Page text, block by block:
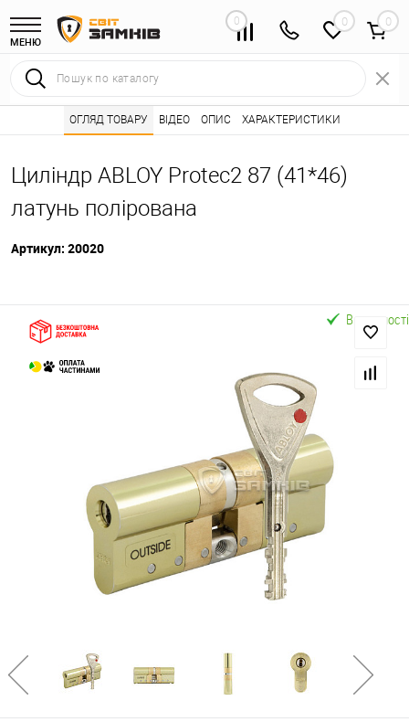
МЕНЮ
0 0
Інтернет магазин замків • Каталог товарів ⭐ • Серцевини
Циліндр ABLOY Protec2 87 (41*46)
латунь полірована
Артикул: 20020
ОГЛЯД ТОВАРУ ВІДЕО ОПИС ХАРАКТЕРИСТИКИ
В наявності